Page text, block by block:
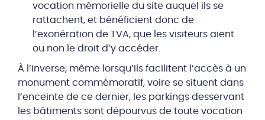
vocation mémorielle du site auquel ils se
rattachent, et bénéficient donc de
l’exonération de TVA, que les visiteurs aient
ou non le droit d’y accéder.
À l’inverse, même lorsqu’ils facilitent l’accès à un
monument commémoratif, voire se situent dans
l’enceinte de ce dernier, les parkings desservant
les bâtiments sont dépourvus de toute vocation